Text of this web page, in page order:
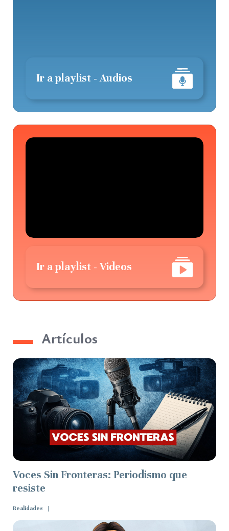
Ir a playlist - Audios
Ir a playlist - Videos
Artículos
Voces Sin Fronteras: Periodismo que
resiste
Realidades